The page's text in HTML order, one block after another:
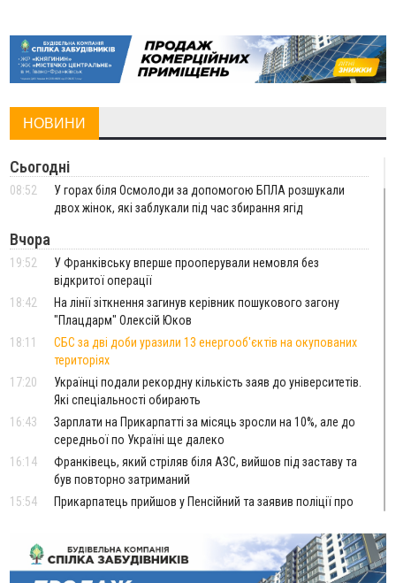
НОВИНИ
Сьогодні
08:52
У горах біля Осмолоди за допомогою БПЛА розшукали
двох жінок, які заблукали під час збирання ягід
Вчора
19:52
У Франківську вперше прооперували немовля без
відкритої операції
18:42
На лінії зіткнення загинув керівник пошукового загону
"Плацдарм" Олексій Юков
18:11
СБС за дві доби уразили 13 енергооб'єктів на окупованих
територіях
17:20
Українці подали рекордну кількість заяв до університетів.
Які спеціальності обирають
16:43
Зарплати на Прикарпатті за місяць зросли на 10%, але до
середньої по Україні ще далеко
16:14
Франківець, який стріляв біля АЗС, вийшов під заставу та
був повторно затриманий
15:54
Прикарпатець прийшов у Пенсійний та заявив поліції про
14:59
У Болгарії затримали прикарпатця, який виготовляв
наркотики для міжнародного синдикату